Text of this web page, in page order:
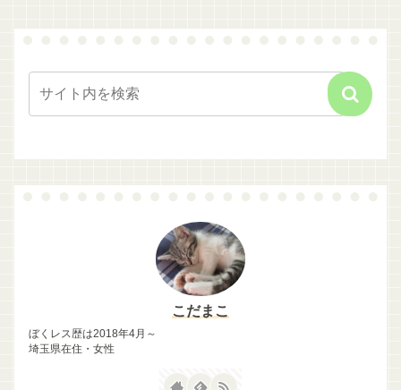
こだまこ
ぼくレス歴は2018年4月～
埼玉県在住・女性